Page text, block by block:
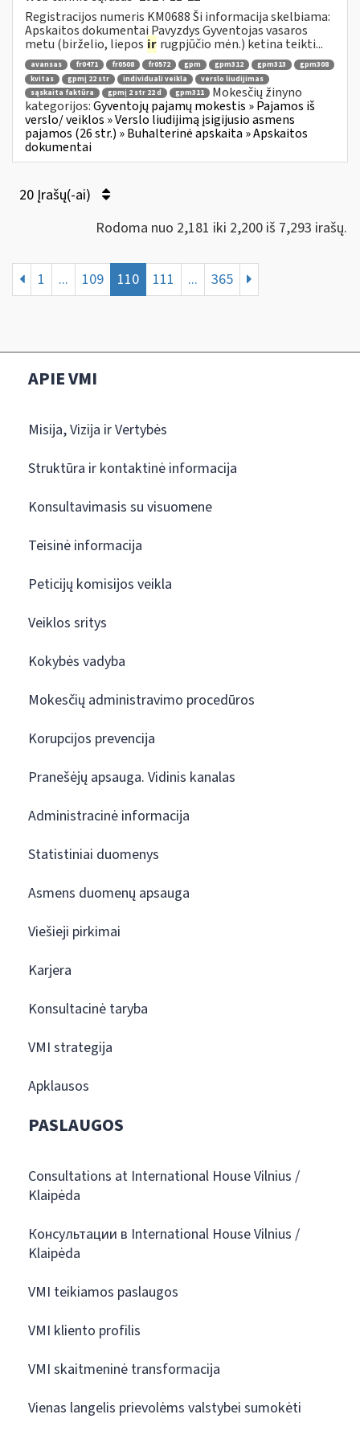
Registracijos numeris KM0688 Ši informacija skelbiama:
Apskaitos dokumentai Pavyzdys Gyventojas vasaros
metu (birželio, liepos ir rugpjūčio mėn.) ketina teikti...
avansas fr0471 fr0508 fr0572 gpm gpm312 gpm313
gpm308
kvitas
gpmį 22 str individuali veikla
verslo liudijimas
sąskaita faktūra
gpmį 2 str 22 d gpm311
Mokesčių žinyno
kategorijos:Gyventojų pajamų mokestis » Pajamos iš
verslo/ veiklos » Verslo liudijimą įsigijusio asmens
pajamos (26 str.) » Buhalterinė apskaita » Apskaitos
dokumentai
20 Įrašų(-ai)
Rodoma nuo 2,181 iki 2,200 iš 7,293 irašų.
1 ... 109 110 111 ... 365
APIE VMI
Misija, Vizija ir Vertybės
Struktūra ir kontaktinė informacija
Konsultavimasis su visuomene
Teisinė informacija
Peticijų komisijos veikla
Veiklos sritys
Kokybės vadyba
Mokesčių administravimo procedūros
Korupcijos prevencija
Pranešėjų apsauga. Vidinis kanalas
Administracinė informacija
Statistiniai duomenys
Asmens duomenų apsauga
Viešieji pirkimai
Karjera
Konsultacinė taryba
VMI strategija
Apklausos
PASLAUGOS
Consultations at International House Vilnius /
Klaipėda
Консультации в International House Vilnius /
Klaipėda
VMI teikiamos paslaugos
VMI kliento profilis
VMI skaitmeninė transformacija
Vienas langelis prievolėms valstybei sumokėti